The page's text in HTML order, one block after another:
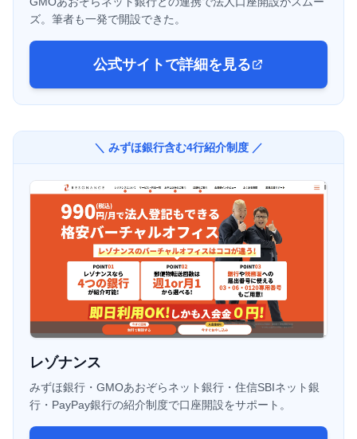
ズ。筆者も一発で開設できた。
公式サイトで詳細を見る
＼ みずほ銀行含む4行紹介制度 ／
レゾナンス
みずほ銀行・GMOあおぞらネット銀行・住信SBIネット銀
行・PayPay銀行の紹介制度で口座開設をサポート。